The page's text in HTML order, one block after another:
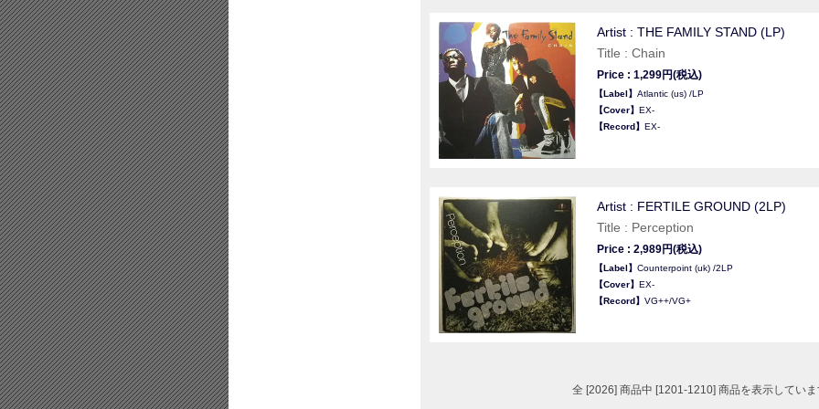
Artist : THE FAMILY STAND (LP)
Title : Chain
Price : 1,299円(税込)
【Label】 Atlantic (us) /LP
【Cover】 EX-
【Record】 EX-
Artist : FERTILE GROUND (2LP)
Title : Perception
Price : 2,989円(税込)
【Label】 Counterpoint (uk) /2LP
【Cover】 EX-
【Record】 VG++/VG+
全 [2026] 商品中 [1201-1210] 商品を表示してい